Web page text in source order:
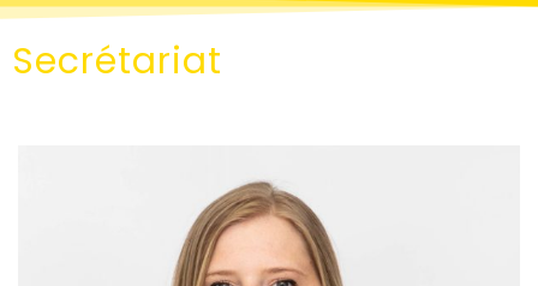
Secrétariat